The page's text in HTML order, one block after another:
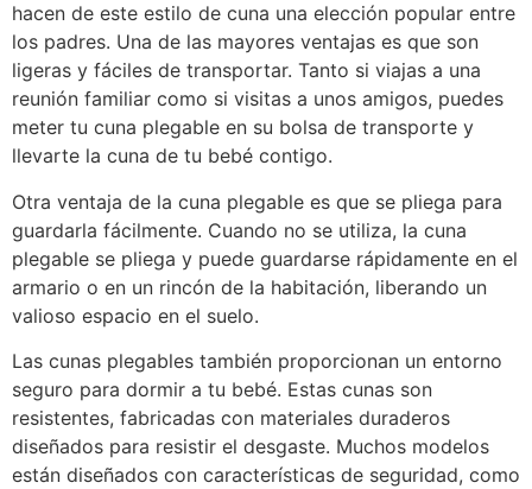
hacen de este estilo de cuna una elección popular entre
los padres. Una de las mayores ventajas es que son
ligeras y fáciles de transportar. Tanto si viajas a una
reunión familiar como si visitas a unos amigos, puedes
meter tu cuna plegable en su bolsa de transporte y
llevarte la cuna de tu bebé contigo.
Otra ventaja de la cuna plegable es que se pliega para
guardarla fácilmente. Cuando no se utiliza, la cuna
plegable se pliega y puede guardarse rápidamente en el
armario o en un rincón de la habitación, liberando un
valioso espacio en el suelo.
Las cunas plegables también proporcionan un entorno
seguro para dormir a tu bebé. Estas cunas son
resistentes, fabricadas con materiales duraderos
diseñados para resistir el desgaste. Muchos modelos
están diseñados con características de seguridad, como